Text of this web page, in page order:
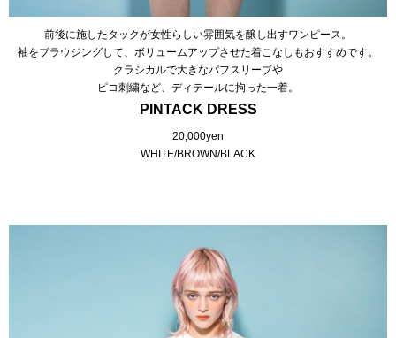
前後に施したタックが女性らしい雰囲気を醸し出すワンピース。
袖をブラウジングして、ボリュームアップさせた着こなしもおすすめです。
クラシカルで大きなパフスリーブや
ピコ刺繍など、ディテールに拘った一着。
PINTACK DRESS
20,000yen
WHITE/BROWN/BLACK